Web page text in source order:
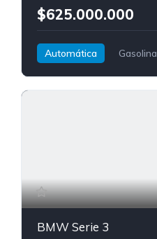
$625.000.000
Automática Gasolina
BMW Serie 3